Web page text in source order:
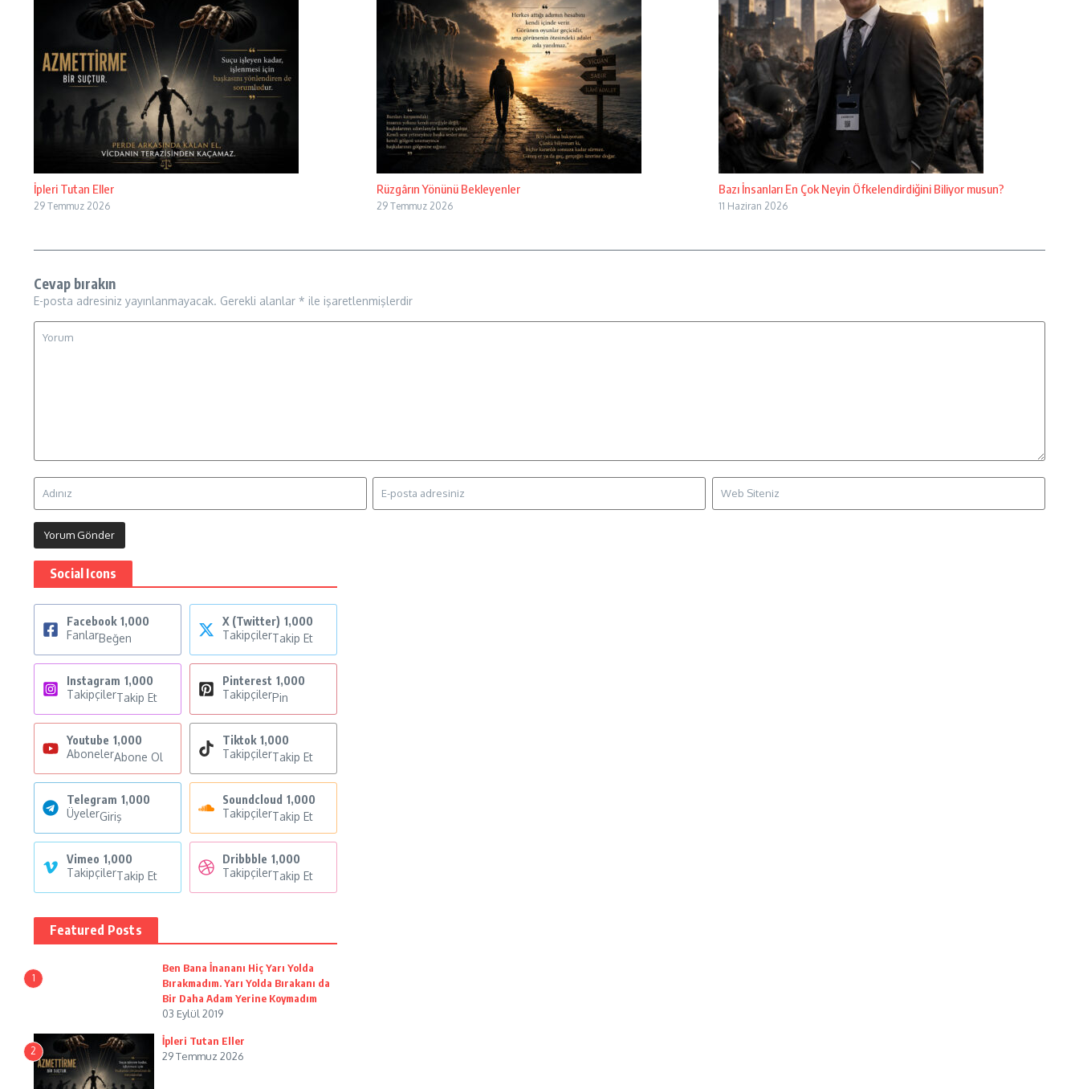
İpleri Tutan Eller
29 Temmuz 2026
Rüzgârın Yönünü Bekleyenler
29 Temmuz 2026
Bazı İnsanları En Çok Neyin Öfkelendirdiğini Biliyor musun?
11 Haziran 2026
Cevap bırakın
E-posta adresiniz yayınlanmayacak. Gerekli alanlar * ile işaretlenmişlerdir
Social Icons
Facebook 1,000
FanlarBeğen
X (Twitter) 1,000
TakipçilerTakip Et
Instagram 1,000
TakipçilerTakip Et
Pinterest 1,000
TakipçilerPin
Youtube 1,000
AbonelerAbone Ol
Tiktok 1,000
TakipçilerTakip Et
Telegram 1,000
ÜyelerGiriş
Soundcloud 1,000
TakipçilerTakip Et
Vimeo 1,000
TakipçilerTakip Et
Dribbble 1,000
TakipçilerTakip Et
Featured Posts
1
Ben Bana İnananı Hiç Yarı Yolda
Bırakmadım. Yarı Yolda Bırakanı da
Bir Daha Adam Yerine Koymadım
03 Eylül 2019
2
İpleri Tutan Eller
29 Temmuz 2026